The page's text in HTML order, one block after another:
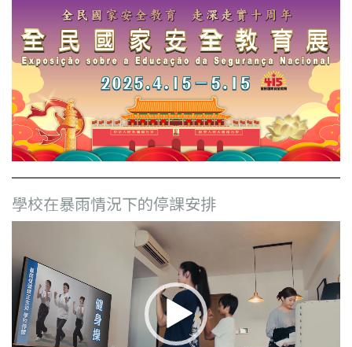
學校在暴雨情況下的停課安排
播
放
器